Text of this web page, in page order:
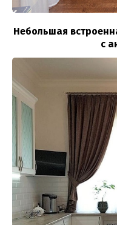
Небольшая
с